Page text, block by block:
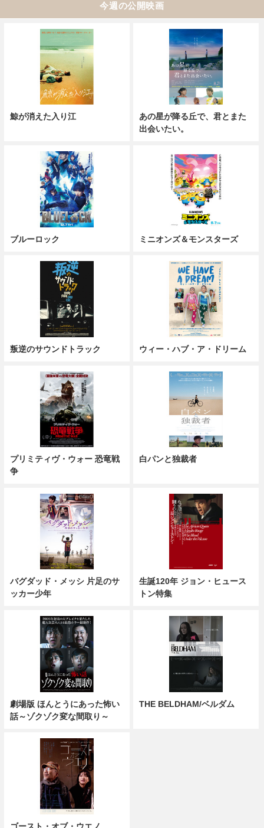
今週の公開映画
鯨が消えた入り江
あの星が降る丘で、君とまた
出会いたい。
ブルーロック ミニオンズ＆モンスターズ
叛逆のサウンドトラック ウィー・ハブ・ア・ドリーム
プリミティヴ・ウォー 恐竜戦
争
白パンと独裁者
バグダッド・メッシ 片足のサ
ッカー少年
生誕120年 ジョン・ヒュース
トン特集
劇場版 ほんとうにあった怖い
話～ゾクゾク変な間取り～
THE BELDHAM/ベルダム